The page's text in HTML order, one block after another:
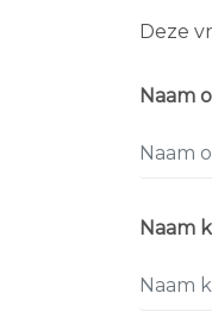
Deze
Naam
Naam